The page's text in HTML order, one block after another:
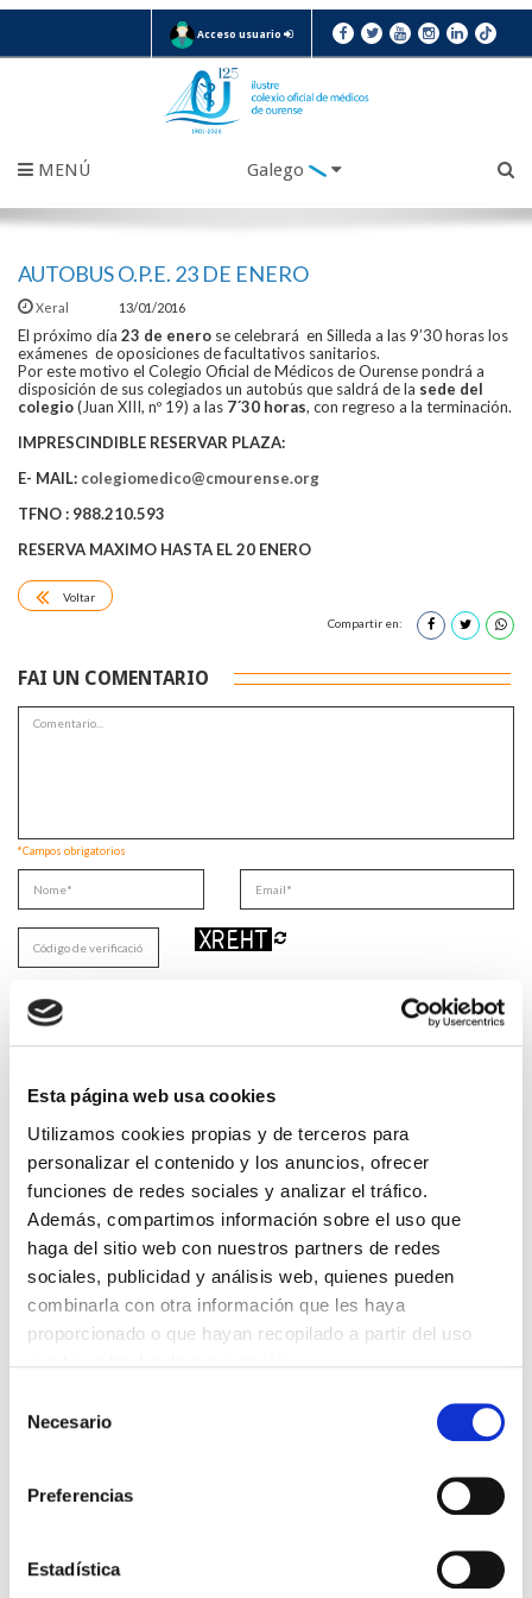
Esta página web usa cookies
Utilizamos cookies propias y de terceros para
personalizar el contenido y los anuncios, ofrecer
funciones de redes sociales y analizar el tráfico.
Además, compartimos información sobre el uso que
haga del sitio web con nuestros partners de redes
sociales, publicidad y análisis web, quienes pueden
combinarla con otra información que les haya
proporcionado o que hayan recopilado a partir del uso
Necesario
Preferencias
Estadística
Acceso usuario
MENÚ Galego
AUTOBUS O.P.E. 23 DE ENERO
Xeral 13/01/2016
El próximo día 23 de enero se celebrará en Silleda a las 9’30 horas los
exámenes de oposiciones de facultativos sanitarios.
Por este motivo el Colegio Oficial de Médicos de Ourense pondrá a
disposición de sus colegiados un autobús que saldrá de la sede del
colegio(Juan XIII, nº 19) a las 7´30 horas, con regreso a la terminación.
IMPRESCINDIBLE RESERVAR PLAZA:
E- MAIL: colegiomedico@cmourense.org
TFNO : 988.210.593
RESERVA MAXIMO HASTA EL 20 ENERO
Voltar
Compartir en:
FAI UN COMENTARIO
*Campos obrigatorios
DESTACADAS
SANIDAD CREA UN DIPLOMA OFICIAL PARA RECONOCER LA
LABOR DE LOS TUTORES DE RESIDENTES
LA ALIANZA MÉDICA POR LA SALUD PLANETARIA SE ADHIERE
03/08/2026
PREMIOS DE LA REAL ACADEMIA DE MEDICINA DE GALICIA
2026
31/07/2026
PASARELA AL RETA
28/07/2026
EL COLEGIO MÉDICO DE OURENSE CONVOCA EL I CERTAMEN
DE CASOS CLÍNICOS PARA MÉDICOS INTERNOS RESIDENTES
(MIR)
TRÁFICO SUPRIME LAS EXENCIONES MÉDICAS PARA EL USO